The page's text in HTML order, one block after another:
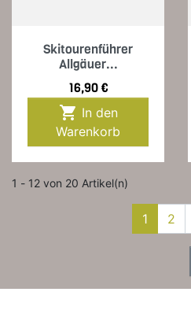
Skitourenführer
Allgäuer...
Preis
16,90 €

Warenkorb
1 - 12 von 20 Artikel(n)
1 2